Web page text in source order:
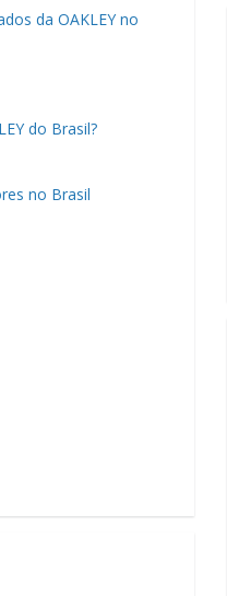
da OAKLEY no
do Brasil?
no Brasil